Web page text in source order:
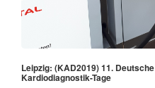
Leipzig: (KAD2019) 11. Deutsche
Kardiodiagnostik-Tage